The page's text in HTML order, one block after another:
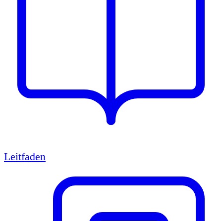
Leitfaden